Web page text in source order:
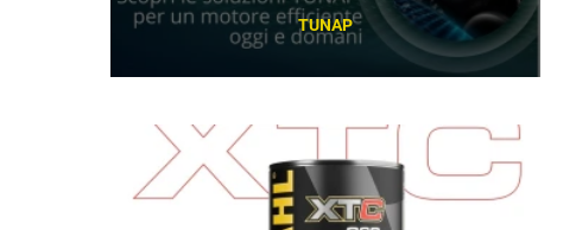
TUNAP